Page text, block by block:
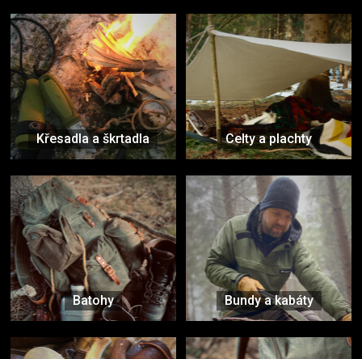
Křesadla a škrtadla Celty a plachty
Batohy Bundy a kabáty